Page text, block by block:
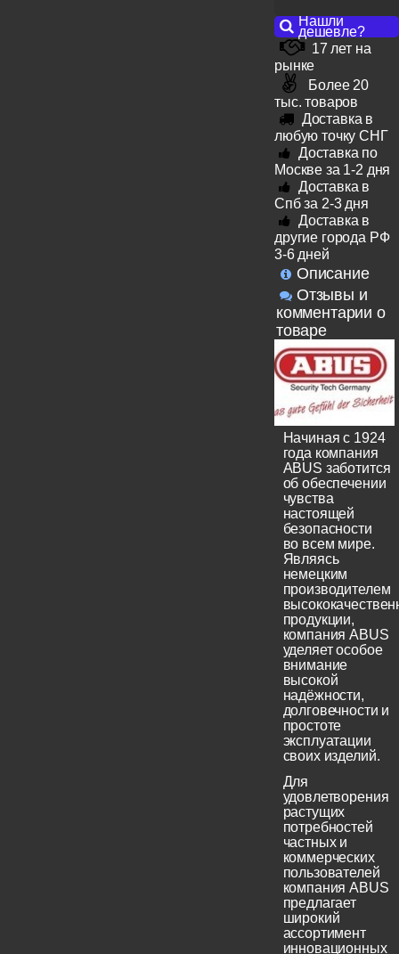
Нашли
дешевле?
17 лет на
рынке
Более 20
тыс. товаров
Доставка в
любую точку СНГ
Доставка по
Москве за 1-2 дня
Доставка в
Спб за 2-3 дня
Доставка в
другие города РФ
3-6 дней
Описание
Отзывы и
комментарии о
товаре
Начиная с 1924
года компания
ABUS заботится
об обеспечении
чувства
настоящей
безопасности
во всем мире.
Являясь
немецким
производителем
продукции,
компания ABUS
уделяет особое
внимание
высокой
надёжности,
долговечности и
простоте
эксплуатации
своих изделий.
Для
удовлетворения
растущих
потребностей
частных и
коммерческих
пользователей
компания ABUS
предлагает
широкий
ассортимент
инновационных